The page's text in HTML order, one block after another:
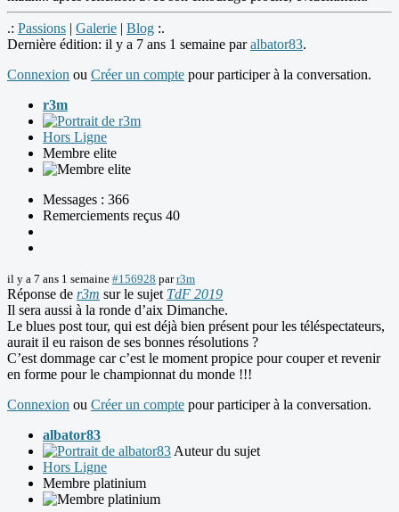
.: Passions | Galerie | Blog :.
Dernière édition: il y a 7 ans 1 semaine paralbator83.
Connexion ou Créer un compte pour participer à la conversation.
r3m
Hors Ligne
Membre elite
Messages : 366
Remerciements reçus 40
il y a 7 ans 1 semaine #156928 parr3m
Réponse de r3m sur le sujet TdF 2019
Il sera aussi à la ronde d’aix Dimanche.
Le blues post tour, qui est déjà bien présent pour les téléspectateurs,
aurait il eu raison de ses bonnes résolutions ?
C’est dommage car c’est le moment propice pour couper et revenir
en forme pour le championnat du monde !!!
Connexion ou Créer un compte pour participer à la conversation.
albator83
Auteur du sujet
Hors Ligne
Membre platinium